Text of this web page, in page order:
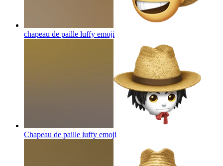
chapeau de paille luffy emoji
Chapeau de paille luffy emoji